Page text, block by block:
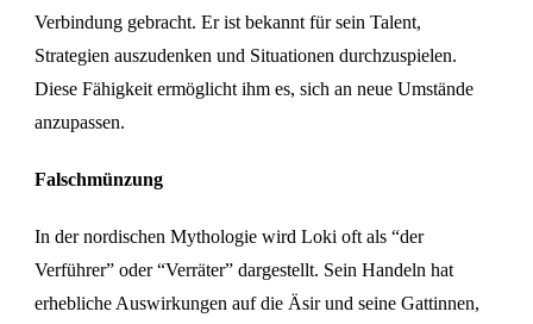
Verbindung gebracht. Er ist bekannt für sein Talent,
Strategien auszudenken und Situationen durchzuspielen.
Diese Fähigkeit ermöglicht ihm es, sich an neue Umstände
anzupassen.
Falschmünzung
In der nordischen Mythologie wird Loki oft als “der
Verführer” oder “Verräter” dargestellt. Sein Handeln hat
erhebliche Auswirkungen auf die Äsir und seine Gattinnen,